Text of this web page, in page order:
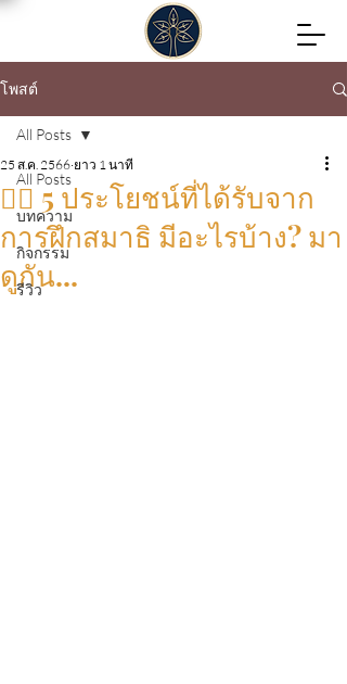
โพสต์
All Posts
บทความ
กิจกรรม
รีวิว
All Posts
🧘‍♀️ 5 ประโยชน์ที่ได้รับจาก
การฝึกสมาธิ มีอะไรบ้าง? มา
ดูกัน...
25 ส.ค. 2566 ยาว 1 นาที